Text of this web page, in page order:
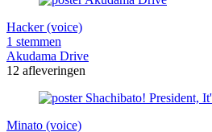
Hacker (voice)
1 stemmen
Akudama Drive
12 afleveringen
Minato (voice)